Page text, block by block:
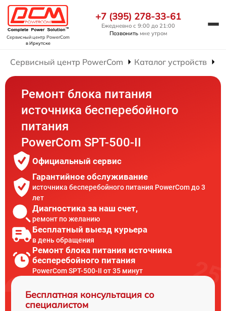
Сервисный центр PowerCom
в Иркутске
+7 (395) 278-33-61
Ежедневно с 9:00 до 21:00
Позвонить мне утром
Сервисный центр PowerCom Каталог устройств
Ремонт блока питания
источника бесперебойного
питания
PowerCom SPT-500-II
Официальный сервис
Гарантийное обслуживание
источника бесперебойного питания PowerCom до 3
лет
Диагностика за наш счет,
ремонт по желанию
Бесплатный выезд курьера
в день обращения
Ремонт блока питания источника
бесперебойного питания
PowerCom SPT-500-II от 35 минут
Бесплатная консультация со
специалистом